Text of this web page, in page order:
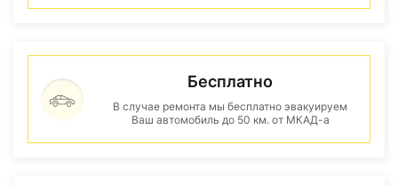
Бесплатно
В случае ремонта мы бесплатно эвакуируем
Ваш автомобиль до 50 км. от МКАД-а